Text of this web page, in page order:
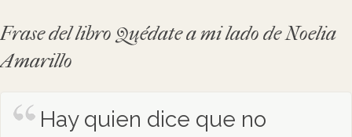
Frase del libro Quédate a mi lado de Noelia
Amarillo
Hay quien dice que no